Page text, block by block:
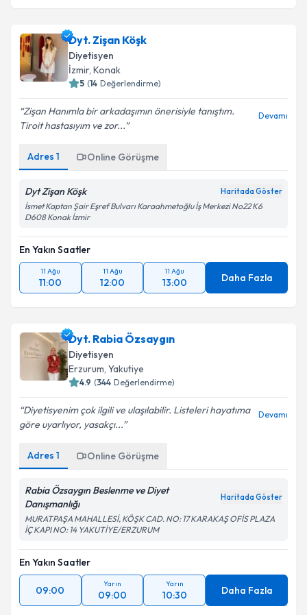
Dyt. Zişan Köşk
Diyetisyen
İzmir, Konak
5 (14 Değerlendirme)
Zişan Hanımla bir arkadaşımın önerisiyle tanıştım.
Tiroit hastasıyım ve zor...
Devamı
Adres 1 Online Görüşme
Dyt Zişan Köşk Haritada Göster
İsmet Kaptan Şair Eşref Bulvarı Karaahmetoğlu İş Merkezi No22 K6
D608 Konak İzmir
En Yakın Saatler
11 Ağu
11:00
11 Ağu
12:00
11 Ağu
13:00 Daha Fazla
Dyt. Rabia Özsaygın
Diyetisyen
Erzurum, Yakutiye
4.9 (344 Değerlendirme)
Diyetisyenim çok ilgili ve ulaşılabilir. Listeleri hayatıma
göre uyarlıyor, yasakçı...
Devamı
Adres 1 Online Görüşme
Rabia Özsaygın Beslenme ve Diyet
Danışmanlığı
Haritada Göster
MURATPAŞA MAHALLESİ, KÖŞK CAD. NO: 17 KARAKAŞ OFİS PLAZA
İÇ KAPI NO: 14 YAKUTİYE/ERZURUM
En Yakın Saatler
09:00
Yarın
09:00
Yarın
10:30 Daha Fazla